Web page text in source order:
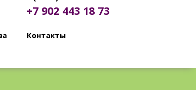
+7 902 443 18 73
Контакты